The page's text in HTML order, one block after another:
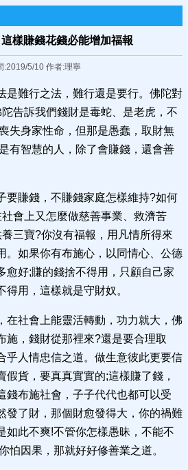
樣賺錢花錢必能增加福報
:2019/5/10 作者:理寧
是難行之法，難行還是要行。佛陀對
告訴我們錢財是毒蛇、是老虎，不
失身家性命，但那是愚蠢，取財無
有智慧的人，除了會賺錢，還會善
要賺錢，不賺錢家庭怎樣維持?如何
會上又怎麼做慈善事業、救濟苦
三寶?你沒有福報，用凡情所得來
。如果你有布施心，以同情心、公德
愈好;賺的錢捨不得用，只顧自己家
用，這樣就是守財奴。
在社會上能靈活轉動，功力就大，佛
施，錢財從那裡來?還是要合理取
乎人情忠信之道。做生意彼此更要信
假貨，要真真實實的;這樣賺了錢，
錢布施社會，子子代代也都可以受
發了財，那個財愈發得大，你的禍難
如此不爽!不管你怎樣愚昧，不能不
怕因果，那就好好修善業之道。